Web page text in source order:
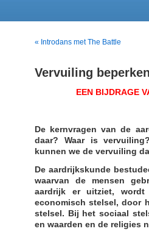
« Introdans met The Battle
Vervuiling
EEN BIJDRAGE
De kernvragen van de
daar? Waar is
kunnen we de vervuiling
De aardrijkskunde
waarvan de mensen
aardrijk er uitziet,
economisch stelsel, door
stelsel. Bij het sociaal
en waarden en de religies